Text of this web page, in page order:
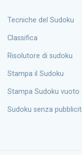
Tecniche del Sudoku
Classifica
Risolutore di sudoku
Stampa il Sudoku
Stampa Sudoku vuoto
Sudoku senza